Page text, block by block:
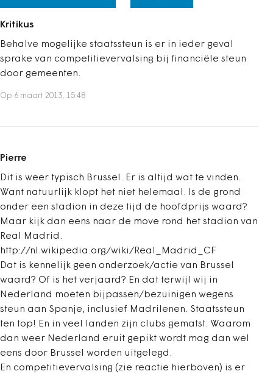
Kritikus
Behalve mogelijke staatssteun is er in ieder geval
sprake van competitievervalsing bij financiële steun
door gemeenten.
Op 6 maart 2013, 15:48
Pierre
Dit is weer typisch Brussel. Er is altijd wat te vinden.
Want natuurlijk klopt het niet helemaal. Is de grond
onder een stadion in deze tijd de hoofdprijs waard?
Maar kijk dan eens naar de move rond het stadion van
Real Madrid.
http://nl.wikipedia.org/wiki/Real_Madrid_CF
Dat is kennelijk geen onderzoek/actie van Brussel
waard? Of is het verjaard? En dat terwijl wij in
Nederland moeten bijpassen/bezuinigen wegens
steun aan Spanje, inclusief Madrilenen. Staatssteun
ten top! En in veel landen zijn clubs gematst. Waarom
dan weer Nederland eruit gepikt wordt mag dan wel
eens door Brussel worden uitgelegd.
En competitievervalsing (zie reactie hierboven) is er